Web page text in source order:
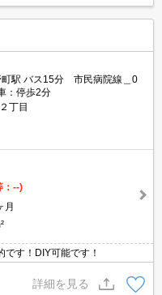
町駅 バス15分 市民病院線＿0
：停歩2分
丁目
：--)
月
す！DIY可能です！
詳細を見る